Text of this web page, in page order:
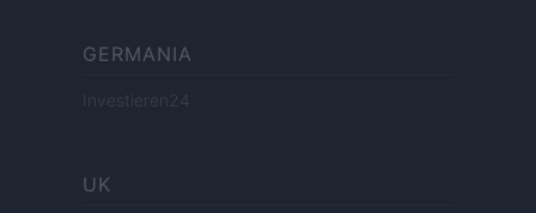
GERMANIA
Investieren24
UK